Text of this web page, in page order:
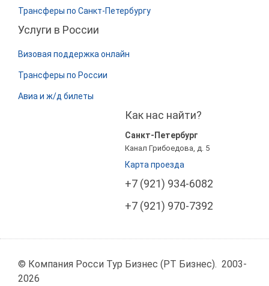
Трансферы по Санкт-Петербургу
Услуги в России
Визовая поддержка онлайн
Трансферы по России
Авиа и ж/д билеты
Как нас найти?
Санкт-Петербург
Канал Грибоедова, д. 5
Карта проезда
+7 (921) 934-6082
+7 (921) 970-7392
© Компания Росси Тур Бизнес (РТ Бизнес). 2003-
2026